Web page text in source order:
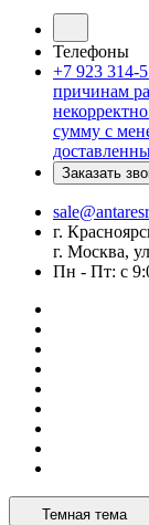
Телефоны
+7 923 314-
причинам
сумму с
Заказать
г.
г. Москва,
Пн - Пт: с
Темная тема